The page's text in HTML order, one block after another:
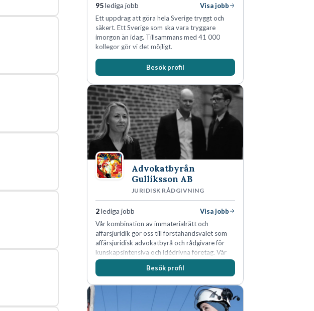
95lediga jobb
Visa jobb
Ett uppdrag att göra hela Sverige tryggt och
säkert. Ett Sverige som ska vara tryggare
imorgon än idag. Tillsammans med 41 000
kollegor gör vi det möjligt.
Besök profil
Advokatbyrån
Gulliksson AB
JURIDISK RÅDGIVNING
2lediga jobb
Visa jobb
Vår kombination av immaterialrätt och
affärsjuridik gör oss till förstahandsvalet som
affärsjuridisk advokatbyrå och rådgivare för
kunskapsintensiva och idédrivna företag. Vår
expertis inom IP-tillgångar har gett oss en
marknadsledande position. Våra klienter väljer
skydda, utveckla och kommersialisera
företagets viktigaste tillgångar.
Besök profil